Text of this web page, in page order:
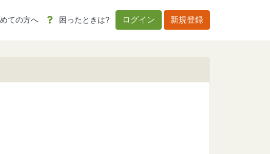
ての方へ 困ったときは? ログイン 新規登録